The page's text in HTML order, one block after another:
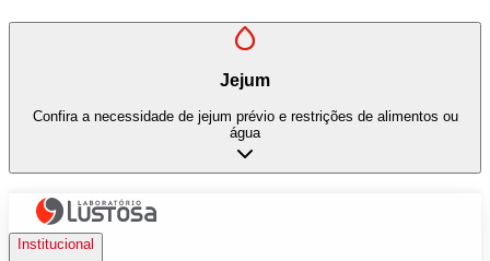
Jejum
Confira a necessidade de jejum prévio e restrições de alimentos ou
água
Institucional